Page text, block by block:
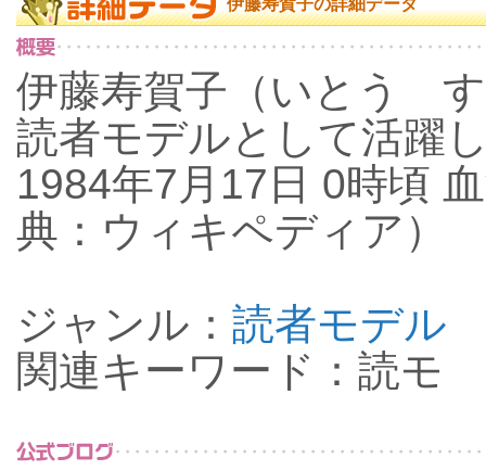
伊藤寿賀子の詳細データ
伊藤寿賀子（いとう
読者モデルとして活躍
1984年7月17日 0時頃
典：ウィキペディア）
ジャンル： 読者モデル
関連キーワード：読モ